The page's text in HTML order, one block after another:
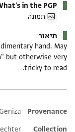
in the PGP
תמונה
תיאור
hand. May
but otherwise very
tricky to read.
metadata
Provenance
Geniza
Collection